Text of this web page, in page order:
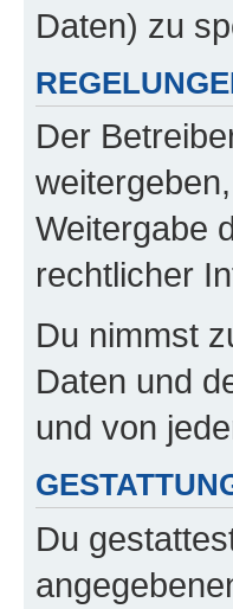
Daten) zu
Der
Weitergabe
rechtlicher
Du nimmst
Daten und
und von
Du